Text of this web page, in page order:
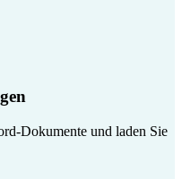
Dokumente und laden Sie